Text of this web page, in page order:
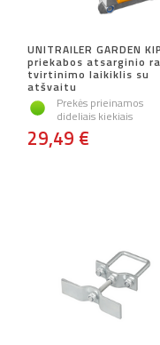
UNITRAILER GARDEN
priekabos atsarginio
tvirtinimo laikiklis su
atšvaitu
Prekės prieinamos
dideliais kiekiais
29,49 €